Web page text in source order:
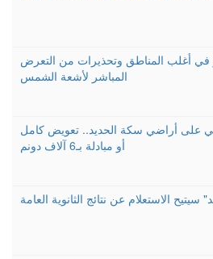
أغلب المناطق وتحذيرات من التعرض
المباشر لأشعة الشمس
على أراضي سكة الحديد.. تعويض كامل
أو مبادلة بـ6 آلاف دونم
الاستعلام عن نتائج الثانوية العامة